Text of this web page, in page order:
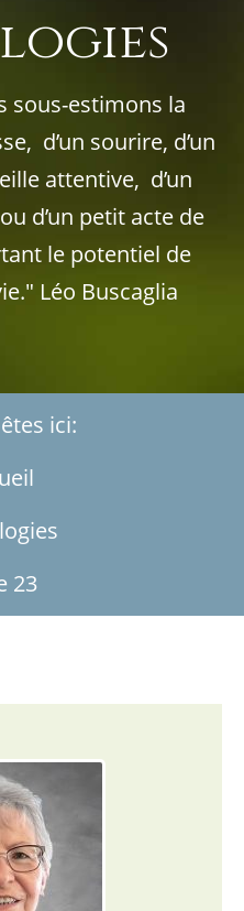
sous-estimons la
d’un sourire, d’un
attentive, d’un
d’un petit acte de
le potentiel de
Léo Buscaglia
ici:
23